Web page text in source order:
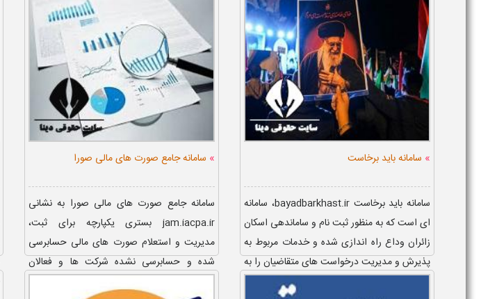
» سامانه باید برخاست
سامانه باید برخاست bayadbarkhast.ir، سامانه
ای است که به منظور ثبت نام و ساماندهی اسکان
زائران وداع راه اندازی شده و خدمات مربوط به
پذیرش و مدیریت درخواست های متقاضیان را به
» سامانه جامع صورت های مالی صورا
سامانه جامع صورت‌ های مالی صورا به نشانی
jam.iacpa.ir بستری یکپارچه برای ثبت،
مدیریت و استعلام صورت های مالی حسابرسی
شده و حسابرسی نشده شرکت ها و فعالان